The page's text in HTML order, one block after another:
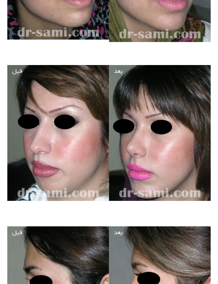
قبل بعد
قبل بعد